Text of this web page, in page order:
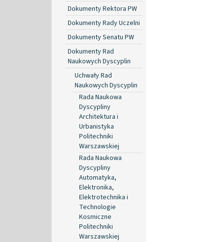
Dokumenty Rektora PW
Dokumenty Rady Uczelni
Dokumenty Senatu PW
Dokumenty Rad
Naukowych Dyscyplin
Uchwały Rad
Naukowych Dyscyplin
Rada Naukowa
Dyscypliny
Architektura i
Urbanistyka
Politechniki
Warszawskiej
Rada Naukowa
Dyscypliny
Automatyka,
Elektronika,
Elektrotechnika i
Technologie
Kosmiczne
Politechniki
Warszawskiej